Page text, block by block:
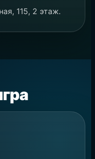
115, 2 этаж.